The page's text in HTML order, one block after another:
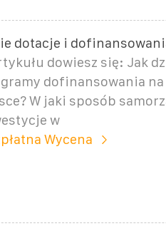
dotacje i
dowiesz się: Jak
dofinansowania
W jaki sposób
w
Wycena